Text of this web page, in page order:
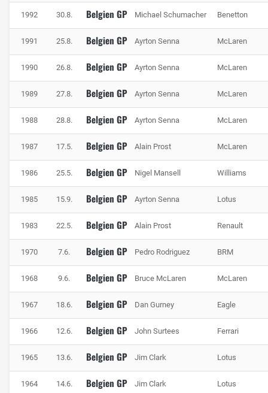
Der Circuit de Spa-Francorchamps von oben mit Blick auf die Bus-Stop-
Schikane, Start-Ziel-Gerade, La Source und Eau Rouge, Foto: IMAGO / Zoonar
Die Technik in Spa
Der Fokus Fahrzeugabstimmung liegt in Spa darauf, einen
hohen Topspeed zu erreichen. Die Autos fahren im ersten
Sektor zwischen La Source und Les Combes mehr als 20
Sekunden mit Vollgas. Im letzten Sektor zwischen Stavelot
und Bus-Stop ist es nur geringfügig weniger. Die Ingenieure
müssen also darauf achten, wie viel Downforce sie
entbehren können, ohne dass in den schnellen Kurven zu
viel Stabilität und Zeit geopfert wird.
1992 30.8. Belgien GP Michael Schumacher Benetton
1991 25.8. Belgien GP Ayrton Senna McLaren
1990 26.8. Belgien GP Ayrton Senna McLaren
1989 27.8. Belgien GP Ayrton Senna McLaren
1988 28.8. Belgien GP Ayrton Senna McLaren
1987 17.5. Belgien GP Alain Prost McLaren
1986 25.5. Belgien GP Nigel Mansell Williams
1985 15.9. Belgien GP Ayrton Senna Lotus
1983 22.5. Belgien GP Alain Prost Renault
1970 7.6. Belgien GP Pedro Rodriguez BRM
1968 9.6. Belgien GP Bruce McLaren McLaren
1967 18.6. Belgien GP Dan Gurney Eagle
1966 12.6. Belgien GP John Surtees Ferrari
1965 13.6. Belgien GP Jim Clark Lotus
1964 14.6. Belgien GP Jim Clark Lotus